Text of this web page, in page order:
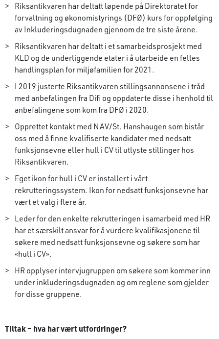
Riksantikvaren har deltatt løpende på Direktoratet for
forvaltning og økonomistyrings (DFØ) kurs for oppfølging
av Inkluderingsdugnaden gjennom de tre siste årene.
Riksantikvaren har deltatt i et samarbeidsprosjekt med
KLD og de underliggende etater i å utarbeide en felles
handlingsplan for miljøfamilien for 2021.
I 2019 justerte Riksantikvaren stillingsannonsene i tråd
med anbefalingen fra Difi og oppdaterte disse i henhold til
anbefalingene som kom fra DFØ i 2020.
Opprettet kontakt med NAV/St. Hanshaugen som bistår
oss med å finne kvalifiserte kandidater med nedsatt
funksjonsevne eller hull i CV til utlyste stillinger hos
Riksantikvaren.
Eget ikon for hull i CV er installert i vårt
rekrutteringssystem. Ikon for nedsatt funksjonsevne har
vært et valg i flere år.
Leder for den enkelte rekrutteringen i samarbeid med HR
har et særskilt ansvar for å vurdere kvalifikasjonene til
søkere med nedsatt funksjonsevne og søkere som har
«hull i CV».
HR opplyser intervjugruppen om søkere som kommer inn
under inkluderingsdugnaden og om reglene som gjelder
for disse gruppene.
Tiltak – hva har vært utfordringer?